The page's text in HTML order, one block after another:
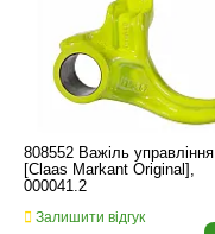
808552 Важіль управління
[Claas Markant Original],
000041.2
Залишити відгук